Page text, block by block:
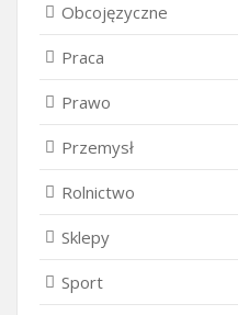
Obcojęzyczne
Praca
Prawo
Przemysł
Rolnictwo
Sklepy
Sport